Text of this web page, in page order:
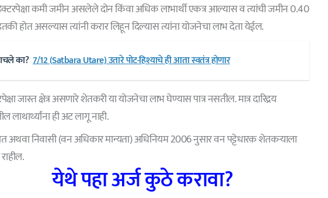
कमी जमीन असलेले दोन किंवा अधिक लाभार्थी एकत्र आल्यास व त्यांची जमीन 0.40
होत असल्यास त्यांनी करार लिहून दिल्यास त्यांना योजनेचा लाभ देता येईल.
का? 7/12 (Satbara Utare) उतारे पोट-हिश्याचे ही आता स्वतंत्र होणार
जास्त क्षेत्र असणारे शेतकरी या योजनेचा लाभ घेण्यास पात्र नसतील. मात्र दारिद्रय
लाथार्थ्यांना ही अट लागू नाही.
अथवा निवासी (वन अधिकार मान्यता) अधिनियम 2006 नुसार वन पट्टेधारक शेतकऱ्याला
राहील.
येथे पहा अर्ज कुठे करावा?